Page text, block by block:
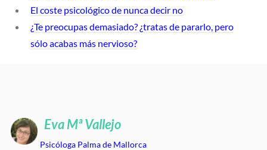
El coste psicológico de nunca decir no
¿Te preocupas demasiado? ¿tratas de pararlo, pero
sólo acabas más nervioso?
Eva Mª Vallejo
Psicóloga Palma de Mallorca